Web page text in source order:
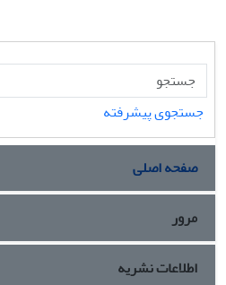
جستجوی پیشرفته
صفحه اصلی
مرور
اطلاعات نشریه